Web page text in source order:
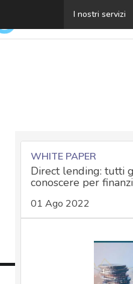
I nostri servizi
Il Quishing prende di
WHITE PAPER
Direct lending: tutti
conoscere per
01 Ago 2022